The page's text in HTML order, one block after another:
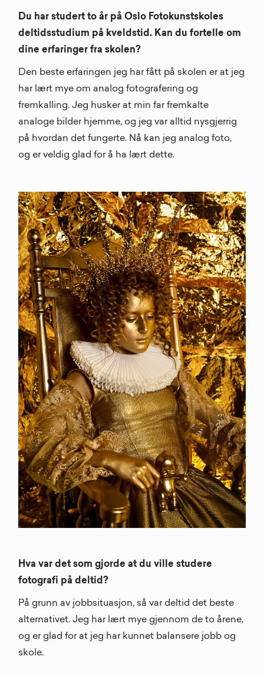
Du har studert to år på Oslo Fotokunstskoles
deltidsstudium på kveldstid. Kan du fortelle om
dine erfaringer fra skolen?
Den beste erfaringen jeg har fått på skolen er at jeg
har lært mye om analog fotografering og
fremkalling. Jeg husker at min far fremkalte
analoge bilder hjemme, og jeg var alltid nysgjerrig
på hvordan det fungerte. Nå kan jeg analog foto,
og er veldig glad for å ha lært dette.
Hva var det som gjorde at du ville studere
fotografi på deltid?
På grunn av jobbsituasjon, så var deltid det beste
alternativet. Jeg har lært mye gjennom de to årene,
og er glad for at jeg har kunnet balansere jobb og
skole.